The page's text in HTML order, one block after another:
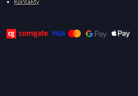
Kontakty